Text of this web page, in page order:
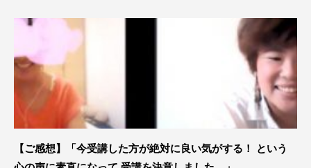
【ご感想】「今受講した方が絶対に良い気がする！ という